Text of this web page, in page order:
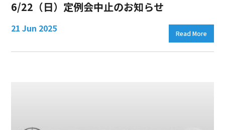
6/22（日）定例会中止のお知らせ
21 Jun 2025 Read More